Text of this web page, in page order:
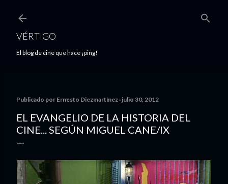
VÉRTIGO
El blog de cine que hace ¡ping!
Publicado por Ernesto Diezmartínez julio 30, 2012
EL EVANGELIO DE LA HISTORIA DEL
CINE... SEGÚN MIGUEL CANE/IX